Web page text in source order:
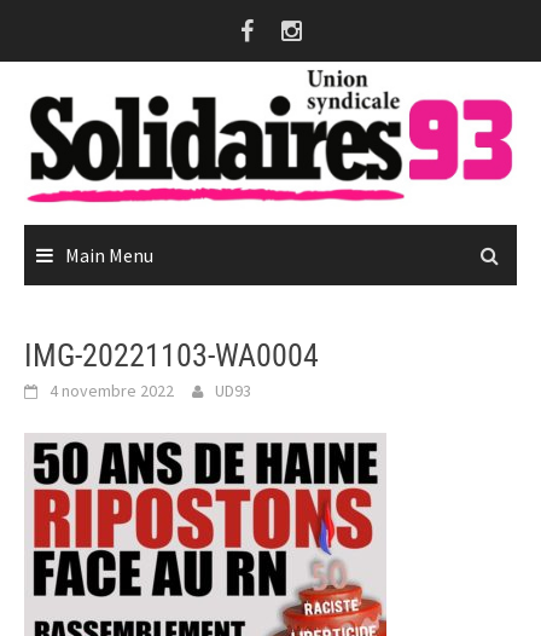
Main Menu
IMG-20221103-WA0004
4 novembre 2022 UD93